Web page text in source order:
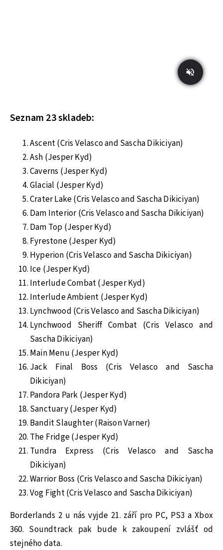
Seznam 23 skladeb:
Ascent (Cris Velasco and Sascha Dikiciyan)
Ash (Jesper Kyd)
Caverns (Jesper Kyd)
Glacial (Jesper Kyd)
Crater Lake (Cris Velasco and Sascha Dikiciyan)
Dam Interior (Cris Velasco and Sascha Dikiciyan)
Dam Top (Jesper Kyd)
Fyrestone (Jesper Kyd)
Hyperion (Cris Velasco and Sascha Dikiciyan)
Ice (Jesper Kyd)
Interlude Combat (Jesper Kyd)
Interlude Ambient (Jesper Kyd)
Lynchwood (Cris Velasco and Sascha Dikiciyan)
Lynchwood Sheriff Combat (Cris Velasco and
Sascha Dikiciyan)
Main Menu (Jesper Kyd)
Jack Final Boss (Cris Velasco and Sascha
Dikiciyan)
Pandora Park (Jesper Kyd)
Sanctuary (Jesper Kyd)
Bandit Slaughter (Raison Varner)
The Fridge (Jesper Kyd)
Tundra Express (Cris Velasco and Sascha
Dikiciyan)
Warrior Boss (Cris Velasco and Sascha Dikiciyan)
Vog Fight (Cris Velasco and Sascha Dikiciyan)
Borderlands 2 u nás vyjde 21. září pro PC, PS3 a Xbox
360. Soundtrack pak bude k zakoupení zvlášť od
stejného data.